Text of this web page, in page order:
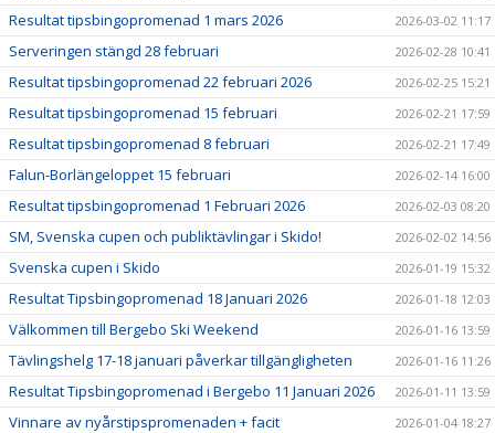
Resultat tipsbingopromenad 1 mars 2026 2026-03-02 11:17
Serveringen stängd 28 februari 2026-02-28 10:41
Resultat tipsbingopromenad 22 februari 2026 2026-02-25 15:21
Resultat tipsbingopromenad 15 februari 2026-02-21 17:59
Resultat tipsbingopromenad 8 februari 2026-02-21 17:49
Falun-Borlängeloppet 15 februari 2026-02-14 16:00
Resultat tipsbingopromenad 1 Februari 2026 2026-02-03 08:20
SM, Svenska cupen och publiktävlingar i Skido! 2026-02-02 14:56
Svenska cupen i Skido 2026-01-19 15:32
Resultat Tipsbingopromenad 18 Januari 2026 2026-01-18 12:03
Välkommen till Bergebo Ski Weekend 2026-01-16 13:59
Tävlingshelg 17-18 januari påverkar tillgängligheten 2026-01-16 11:26
Resultat Tipsbingopromenad i Bergebo 11 Januari 2026 2026-01-11 13:59
Vinnare av nyårstipspromenaden + facit 2026-01-04 18:27